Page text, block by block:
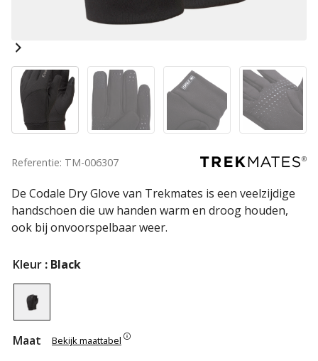
Referentie: TM-006307
De Codale Dry Glove van Trekmates is een veelzijdige
handschoen die uw handen warm en droog houden,
ook bij onvoorspelbaar weer.
Kleur : Black
Maat Bekijk maattabel